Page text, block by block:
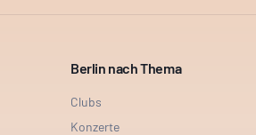
Berlin nach Thema
Clubs
Konzerte